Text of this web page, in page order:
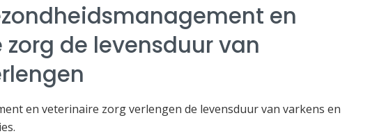
en
de levensduur van
en veterinaire zorg verlengen de levensduur van varkens en